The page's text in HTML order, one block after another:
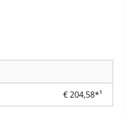
€ 204,58*¹